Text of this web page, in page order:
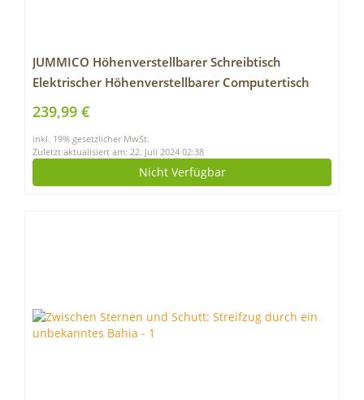
JUMMICO Höhenverstellbarer Schreibtisch
Elektrischer Höhenverstellbarer Computertisch
mit 140 x 70 cm Holz Tischplatte Stehschreibtisch
Mit Speicher-Steuerung (Nussbaum)
239,99 €
inkl. 19% gesetzlicher MwSt.
Zuletzt aktualisiert am: 22. Juli 2024 02:38
Nicht Verfügbar